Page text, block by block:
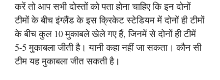
करें तो आप सभी दोस्तों को पता होना चाहिए कि इन दोनों
टीमों के बीच इंग्लैंड के इस क्रिकेट स्टेडियम में दोनों ही टीमों
के बीच कुल 10 मुकाबले खेले गए हैं, जिनमें से दोनों ही टीमें
5-5 मुकाबला जीती है। यानी कहा नहीं जा सकता। कौन सी
टीम यह मुकाबला जीत सकती है।